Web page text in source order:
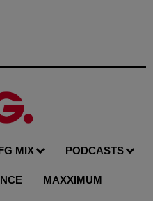
FG MIX PODCASTS
MAXXIMUM